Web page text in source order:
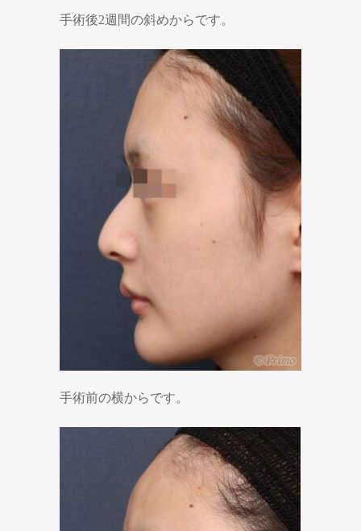
手術後2週間の斜めからです。
手術前の横からです。